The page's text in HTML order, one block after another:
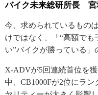
バイク未来総研所長 宮
今、求められているもの
けではなく、「“高額で
い”バイクが勝っている」
X-ADVが5回連続首位を
中、CB1000Fが2位にラ